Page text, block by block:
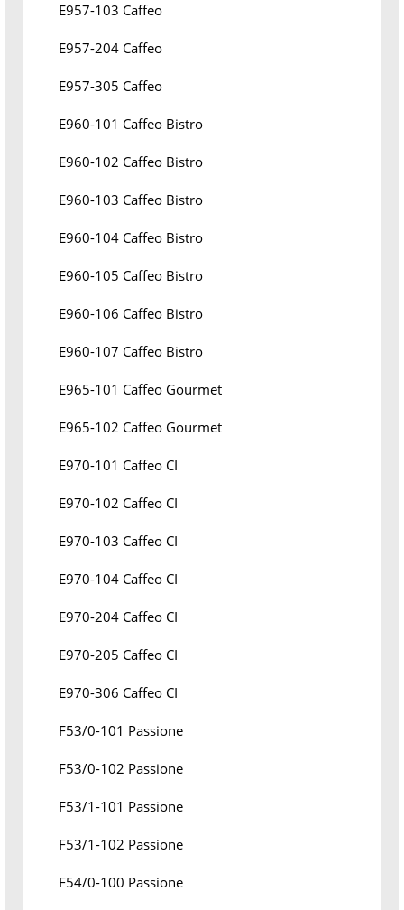
E957-103 Caffeo
E957-204 Caffeo
E957-305 Caffeo
E960-101 Caffeo Bistro
E960-102 Caffeo Bistro
E960-103 Caffeo Bistro
E960-104 Caffeo Bistro
E960-105 Caffeo Bistro
E960-106 Caffeo Bistro
E960-107 Caffeo Bistro
E965-101 Caffeo Gourmet
E965-102 Caffeo Gourmet
E970-101 Caffeo CI
E970-102 Caffeo CI
E970-103 Caffeo CI
E970-104 Caffeo CI
E970-204 Caffeo CI
E970-205 Caffeo CI
E970-306 Caffeo CI
F53/0-101 Passione
F53/0-102 Passione
F53/1-101 Passione
F53/1-102 Passione
F54/0-100 Passione